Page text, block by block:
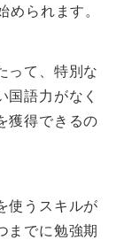
られます。
って、特別な
国語力がなく
獲得できるの
使うスキルが
までに勉強期